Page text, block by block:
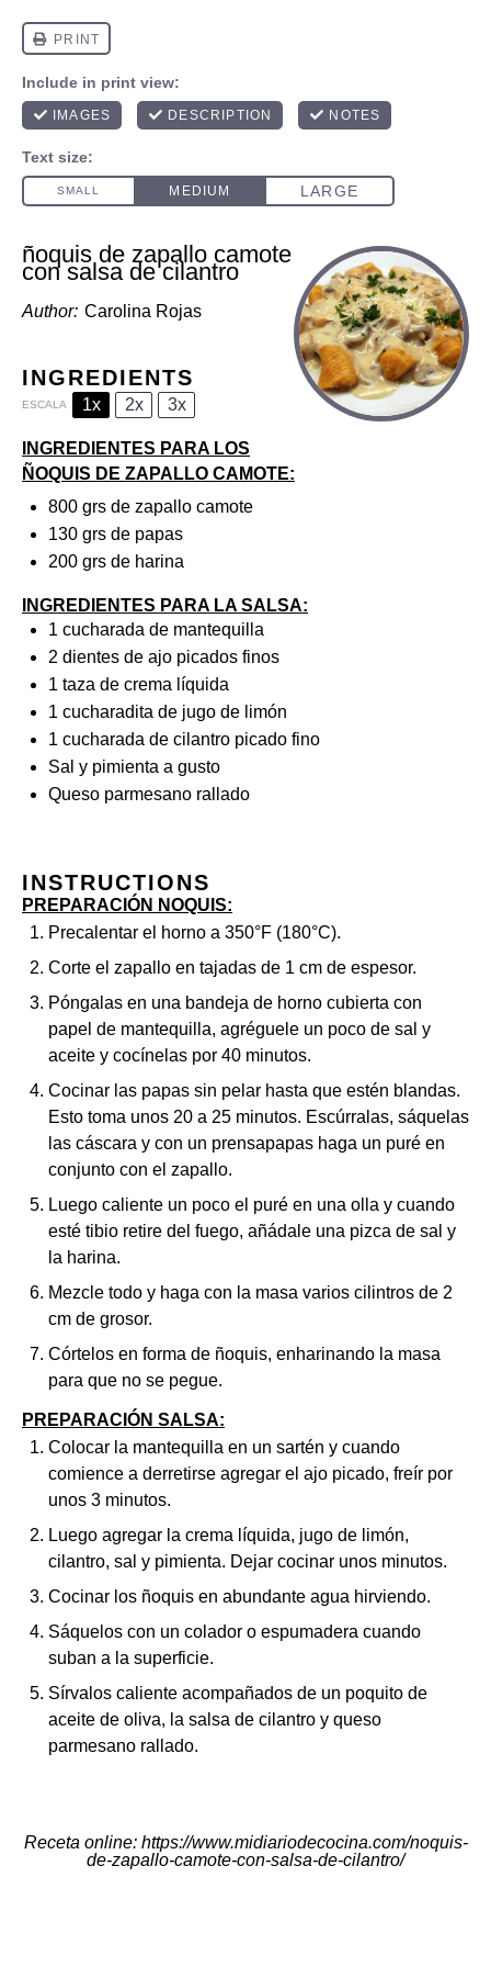
ñoquis de zapallo camote
con salsa de cilantro
Author: Carolina Rojas
INGREDIENTS
ESCALA 1x 2x 3x
INGREDIENTES PARA LOS
ÑOQUIS DE ZAPALLO CAMOTE:
800 grs de zapallo camote
130 grs de papas
200 grs de harina
INGREDIENTES PARA LA SALSA:
1 cucharada de mantequilla
2 dientes de ajo picados finos
1 taza de crema líquida
1 cucharadita de jugo de limón
1 cucharada de cilantro picado fino
Sal y pimienta a gusto
Queso parmesano rallado
INSTRUCTIONS
PREPARACIÓN NOQUIS:
Precalentar el horno a 350°F (180°C).
Corte el zapallo en tajadas de 1 cm de espesor.
Póngalas en una bandeja de horno cubierta con
papel de mantequilla, agréguele un poco de sal y
aceite y cocínelas por 40 minutos.
Cocinar las papas sin pelar hasta que estén blandas.
Esto toma unos 20 a 25 minutos. Escúrralas, sáquelas
las cáscara y con un prensapapas haga un puré en
conjunto con el zapallo.
Luego caliente un poco el puré en una olla y cuando
esté tibio retire del fuego, añádale una pizca de sal y
la harina.
Mezcle todo y haga con la masa varios cilintros de 2
cm de grosor.
Córtelos en forma de ñoquis, enharinando la masa
para que no se pegue.
PREPARACIÓN SALSA:
Colocar la mantequilla en un sartén y cuando
comience a derretirse agregar el ajo picado, freír por
unos 3 minutos.
Luego agregar la crema líquida, jugo de limón,
cilantro, sal y pimienta. Dejar cocinar unos minutos.
Cocinar los ñoquis en abundante agua hirviendo.
Sáquelos con un colador o espumadera cuando
suban a la superficie.
Sírvalos caliente acompañados de un poquito de
aceite de oliva, la salsa de cilantro y queso
parmesano rallado.
Receta online: https://www.midiariodecocina.com/noquis-
de-zapallo-camote-con-salsa-de-cilantro/